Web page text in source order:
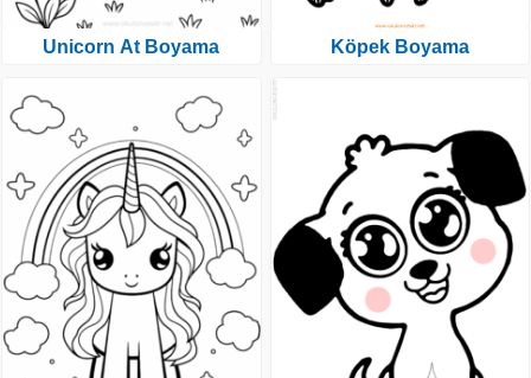
Unicorn At Boyama Köpek Boyama